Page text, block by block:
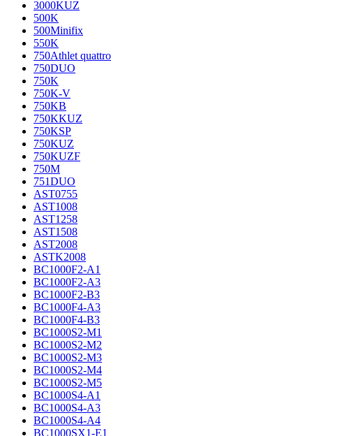
3000KUZ
500K
500Minifix
550K
750Athlet quattro
750DUO
750K
750K-V
750KB
750KKUZ
750KSP
750KUZ
750KUZF
750M
751DUO
AST0755
AST1008
AST1258
AST1508
AST2008
ASTK2008
BC1000F2-A1
BC1000F2-A3
BC1000F2-B3
BC1000F4-A3
BC1000F4-B3
BC1000S2-M1
BC1000S2-M2
BC1000S2-M3
BC1000S2-M4
BC1000S2-M5
BC1000S4-A1
BC1000S4-A3
BC1000S4-A4
BC1000SX1-E1